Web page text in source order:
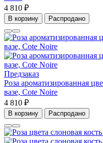
4 810 ₽
В корзину Распродано
Предзаказ
Роза ароматизированная
вазе, Cote Noire
4 810 ₽
В корзину Распродано